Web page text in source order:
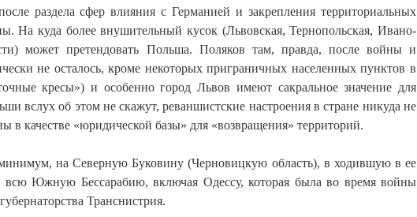
раздела сфер влияния с Германией и закрепления территориальных
На куда более внушительный кусок (Львовская, Тернопольская, Ивано-
может претендовать Польша. Поляков там, правда, после войны и
не осталось, кроме некоторых приграничных населенных пунктов в
кресы») и особенно город Львов имеют сакральное значение для
вслух об этом не скажут, реваншистские настроения в стране никуда не
в качестве «юридической базы» для «возвращения» территорий.
на Северную Буковину (Черновицкую область), в ходившую в ее
Южную Бессарабию, включая Одессу, которая была во время войны
Транснистрия.